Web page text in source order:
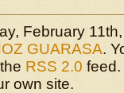
February
GUARASA.
RSS 2.0
own site.